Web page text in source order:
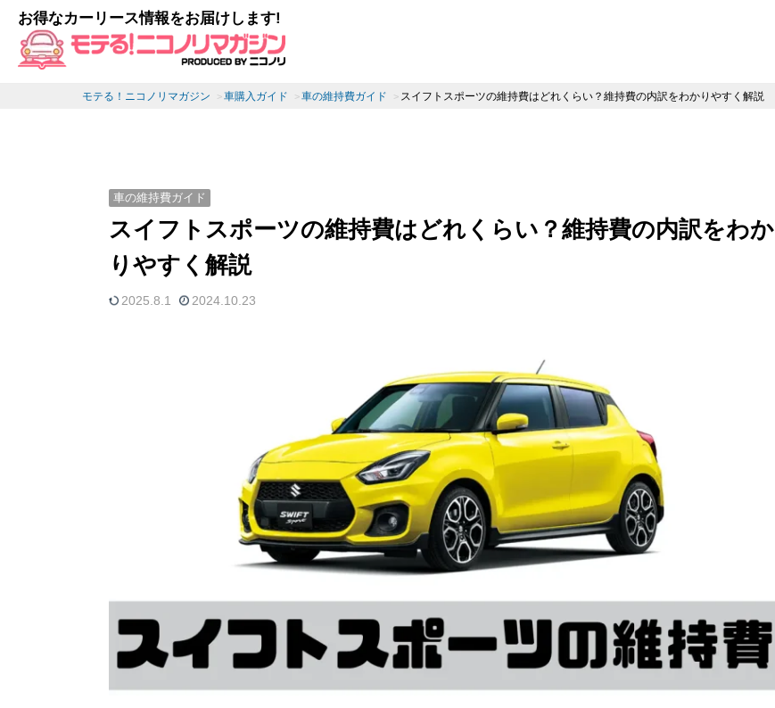
お得なカーリース情報をお届けします!
モテる！ニコノリマガジン 車購入ガイド 車の維持費ガイド スイフトスポーツの維持費はどれくらい？維持費の内訳をわかりやすく解説
車の維持費ガイド
スイフトスポーツの維持費はどれくらい？維持費の内訳をわか
りやすく解説
2025.8.1 2024.10.23